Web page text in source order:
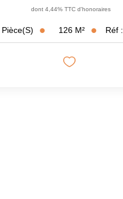
dont 4,44% TTC d'honoraires
Pièce(s) 126 M² Réf :